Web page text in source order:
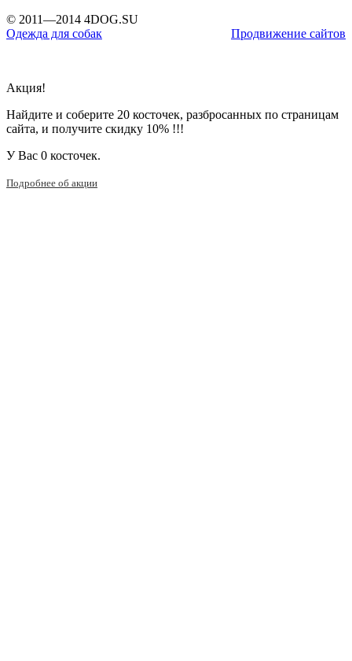
© 2011—2014 4DOG.SU
Одежда для собак
Продвижение сайтов
Акция!
Найдите и соберите 20 косточек, разбросанных по страницам
сайта, и получите скидку 10% !!!
У Вас 0 косточек.
Подробнее об акции